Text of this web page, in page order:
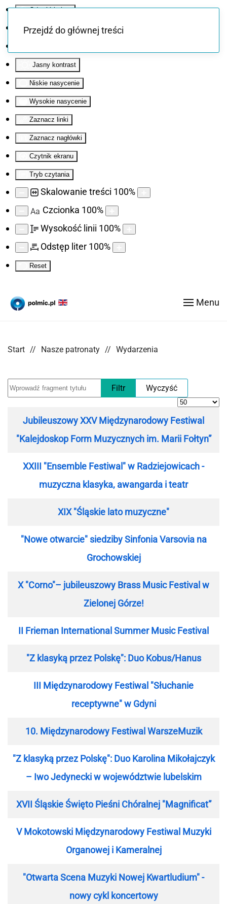
Odwróć kolory
Monochromatyczny
Jasny kontrast
Niskie nasycenie
Wysokie nasycenie
Zaznacz linki
Zaznacz nagłówki
Czytnik ekranu
Tryb czytania
Skalowanie treści 100%
Aa Czcionka 100%
Wysokość linii 100%
Odstęp liter 100%
Reset
Przejdź do głównej treści
Menu
Start Nasze patronaty Wydarzenia
Wprowadź fragment tytułuFiltr Wyczyść
Pokaż #
Tytuł
Jubileuszowy XXV Międzynarodowy Festiwal
"Kalejdoskop Form Muzycznych im. Marii Fołtyn”
XXIII "Ensemble Festiwal" w Radziejowicach -
muzyczna klasyka, awangarda i teatr
XIX "Śląskie lato muzyczne"
"Nowe otwarcie" siedziby Sinfonia Varsovia na
Grochowskiej
X "Corno"– jubileuszowy Brass Music Festival w
Zielonej Górze!
II Frieman International Summer Music Festival
"Z klasyką przez Polskę": Duo Kobus/Hanus
III Międzynarodowy Festiwal "Słuchanie
receptywne" w Gdyni
10. Międzynarodowy Festiwal WarszeMuzik
"Z klasyką przez Polskę": Duo Karolina Mikołajczyk
– Iwo Jedynecki w województwie lubelskim
XVII Śląskie Święto Pieśni Chóralnej "Magnificat”
V Mokotowski Międzynarodowy Festiwal Muzyki
Organowej i Kameralnej
"Otwarta Scena Muzyki Nowej Kwartludium" -
nowy cykl koncertowy